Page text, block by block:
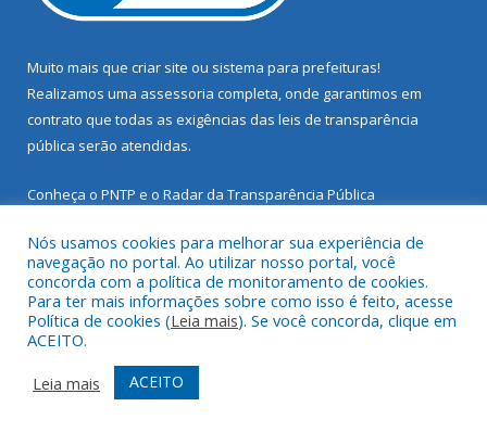
Muito mais que criar site ou sistema para prefeituras!
Realizamos uma assessoria completa, onde garantimos em
contrato que todas as exigências das leis de transparência
pública serão atendidas.
Conheça o PNTP e o Radar da Transparência Pública
Todos os direitos reservados a Prefeitura Municipal de Santarém
Novo.
Mapa do Site
Acessar Área Administrativa
Acessar Webmail
Nós usamos cookies para melhorar sua experiência de
navegação no portal. Ao utilizar nosso portal, você
concorda com a política de monitoramento de cookies.
Para ter mais informações sobre como isso é feito, acesse
Política de cookies (Leia mais). Se você concorda, clique em
ACEITO.
Leia mais
ACEITO